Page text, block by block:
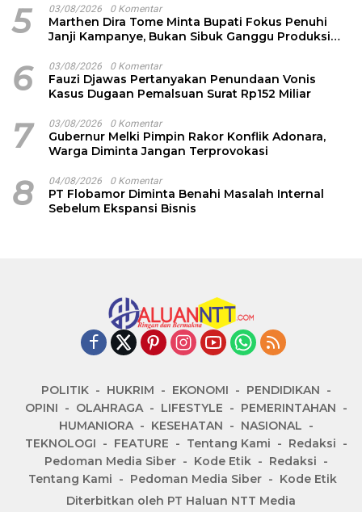
5 03/08/2026 0 Komentar
Marthen Dira Tome Minta Bupati Fokus Penuhi
Janji Kampanye, Bukan Sibuk Ganggu Produksi
6 03/08/2026 0 Komentar
Fauzi Djawas Pertanyakan Penundaan Vonis
Kasus Dugaan Pemalsuan Surat Rp152 Miliar
7 03/08/2026 0 Komentar
Gubernur Melki Pimpin Rakor Konflik Adonara,
Warga Diminta Jangan Terprovokasi
8 04/08/2026 0 Komentar
PT Flobamor Diminta Benahi Masalah Internal
Sebelum Ekspansi Bisnis
POLITIK HUKRIM EKONOMI
PENDIDIKAN
OPINI
OLAHRAGA LIFESTYLE
PEMERINTAHAN
HUMANIORA
KESEHATAN
NASIONAL
TEKNOLOGI
FEATURE Tentang Kami
Redaksi
Pedoman Media Siber
Kode Etik
Redaksi
Tentang Kami
Pedoman Media Siber
Kode Etik
Diterbitkan oleh PT Haluan NTT Media